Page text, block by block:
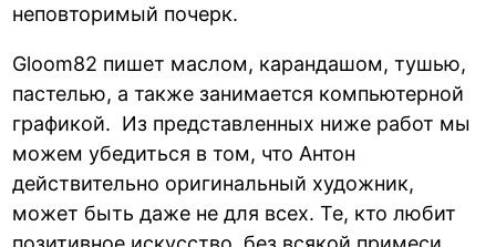
неповторимый почерк.
Gloom82 пишет маслом, карандашом, тушью,
пастелью, а также занимается компьютерной
графикой. Из представленных ниже работ мы
можем убедиться в том, что Антон
действительно оригинальный художник,
может быть даже не для всех. Те, кто любит